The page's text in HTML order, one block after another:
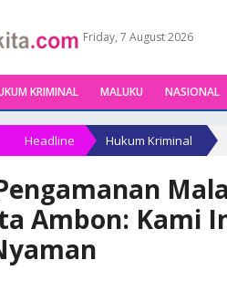
Friday, 7 August 2026
KRIMINAL MALUKU NASIONAL
Headline Hukum Kriminal
Ambon: Kami